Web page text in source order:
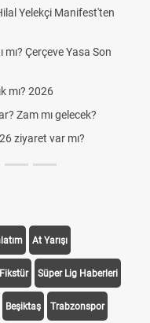
Yelekçi Manifest'ten
Çerçeve Yasa Son
mı? 2026
Zam mı gelecek?
ziyaret var mı?
At Yarışı
Süper Lig Haberleri
Beşiktaş Trabzonspor